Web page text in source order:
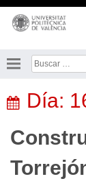
Saltar
contenido
Buscar:
Día: